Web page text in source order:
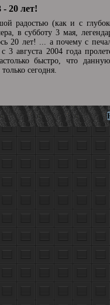
20 лет!
радостью (как и с
в субботу 3 мая,
20 лет! ... а почему с
3 августа 2004 года
быстро, что
сегодня.